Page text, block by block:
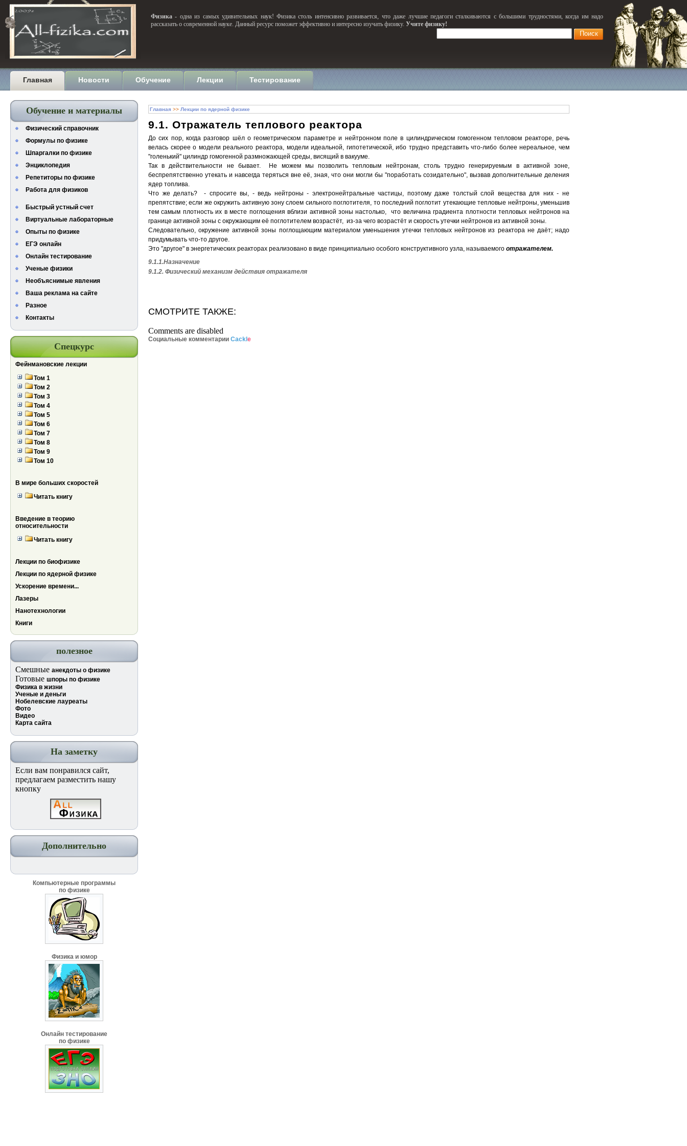
Физика - одна из самых удивительных наук! Физика столь интенсивно развивается, что даже лучшие педагоги сталкиваются с большими трудностями, когда им надо
рассказать о современной науке. Данный ресурс поможет эффективно и интересно изучать физику. Учите физику!
Главная Новости Обучение Лекции Тестирование
Обучение и материалы
Физический справочник
Формулы по физике
Шпаргалки по физике
Энциклопедия
Репетиторы по физике
Работа для физиков
Быстрый устный счет
Виртуальные лабораторные
Опыты по физике
ЕГЭ онлайн
Онлайн тестирование
Ученые физики
Необъяснимые явления
Ваша реклама на сайте
Разное
Контакты
Спецкурс
Фейнмановские лекции
Том 1
Том 2
Том 3
Том 4
Том 5
Том 6
Том 7
Том 8
Том 9
Том 10
В мире больших скоростей
Читать книгу
Введение в теорию
относительности
Читать книгу
Лекции по биофизике
Лекции по ядерной физике
Ускорение времени...
Лазеры
Нанотехнологии
Книги
полезное
Смешные анекдоты о физике
Готовые шпоры по физике
Физика в жизни
Ученые и деньги
Нобелевские лауреаты
Фото
Видео
Карта сайта
На заметку
Если вам понравился сайт,
предлагаем разместить нашу
кнопку
Дополнительно
Компьютерные программы
по физике
Физика и юмор
Онлайн тестирование
по физике
Главная >> Лекции по ядерной физике
9.1. Отражатель теплового реактора
До сих пор, когда разговор шёл о геометрическом параметре и нейтронном поле в цилиндрическом гомогенном тепловом реакторе, речь
велась скорее о модели реального реактора, модели идеальной, гипотетической, ибо трудно представить что-либо более нереальное, чем
"голенький" цилиндр гомогенной размножающей среды, висящий в вакууме.
Так в действительности не бывает. Не можем мы позволить тепловым нейтронам, столь трудно генерируемым в активной зоне,
беспрепятственно утекать и навсегда теряться вне её, зная, что они могли бы "поработать созидательно", вызвав дополнительные деления
ядер топлива.
Что же делать? - спросите вы, - ведь нейтроны - электронейтральные частицы, поэтому даже толстый слой вещества для них - не
препятствие; если же окружить активную зону слоем сильного поглотителя, то последний поглотит утекающие тепловые нейтроны, уменьшив
тем самым плотность их в месте поглощения вблизи активной зоны настолько, что величина градиента плотности тепловых нейтронов на
границе активной зоны с окружающим её поглотителем возрастёт, из-за чего возрастёт и скорость утечки нейтронов из активной зоны.
Следовательно, окружение активной зоны поглощающим материалом уменьшения утечки тепловых нейтронов из реактора не даёт; надо
придумывать что-то другое.
Это "другое" в энергетических реакторах реализовано в виде принципиально особого конструктивного узла, называемого отражателем.
9.1.1.Назначение
9.1.2. Физический механизм действия отражателя
СМОТРИТЕ ТАКЖЕ:
Comments are disabled
Социальные комментарии Cackl e